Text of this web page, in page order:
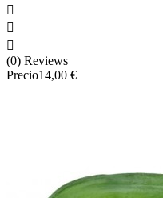



(0) Reviews
Precio14,00 €